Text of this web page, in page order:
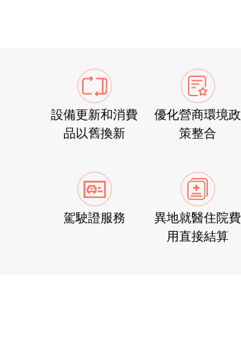
設備更新和消費
品以舊換新
優化營商環境政
策整合
駕駛證服務
異地就醫住院費
用直接結算